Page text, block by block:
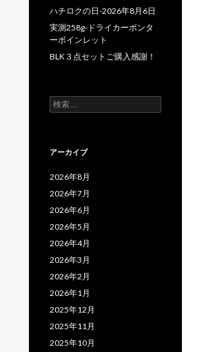
ハチロクの日-2026年8月6日
実測258g-ドライカーボンタ
ーボインレット
BLK３点セットご購入感謝！
検
索
アーカイブ
2026年8月
2026年7月
2026年6月
2026年5月
2026年4月
2026年3月
2026年2月
2026年1月
2025年12月
2025年11月
2025年10月